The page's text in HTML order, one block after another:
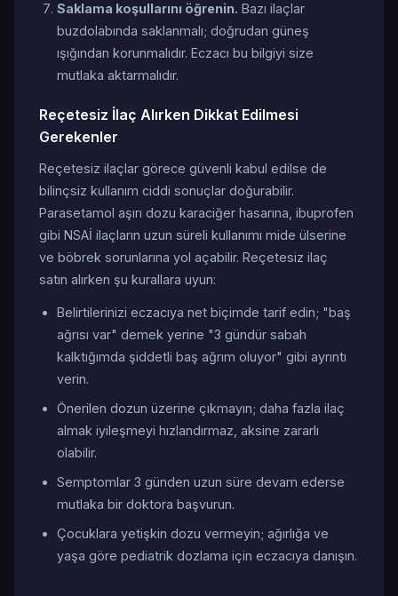
Saklama koşullarını öğrenin. Bazı ilaçlar
buzdolabında saklanmalı; doğrudan güneş
ışığından korunmalıdır. Eczacı bu bilgiyi size
mutlaka aktarmalıdır.
Reçetesiz İlaç Alırken Dikkat Edilmesi
Gerekenler
Reçetesiz ilaçlar görece güvenli kabul edilse de
bilinçsiz kullanım ciddi sonuçlar doğurabilir.
Parasetamol aşırı dozu karaciğer hasarına, ibuprofen
gibi NSAİ ilaçların uzun süreli kullanımı mide ülserine
ve böbrek sorunlarına yol açabilir. Reçetesiz ilaç
satın alırken şu kurallara uyun:
Belirtilerinizi eczacıya net biçimde tarif edin; "baş
ağrısı var" demek yerine "3 gündür sabah
kalktığımda şiddetli baş ağrım oluyor" gibi ayrıntı
verin.
Önerilen dozun üzerine çıkmayın; daha fazla ilaç
almak iyileşmeyi hızlandırmaz, aksine zararlı
olabilir.
Semptomlar 3 günden uzun süre devam ederse
mutlaka bir doktora başvurun.
Çocuklara yetişkin dozu vermeyin; ağırlığa ve
yaşa göre pediatrik dozlama için eczacıya danışın.